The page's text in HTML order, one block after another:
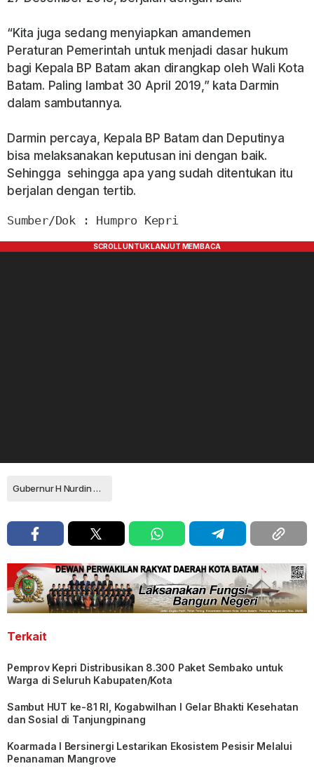
“Kita juga sedang menyiapkan amandemen
Peraturan Pemerintah untuk menjadi dasar hukum
bagi Kepala BP Batam akan dirangkap oleh Wali Kota
Batam. Paling lambat 30 April 2019,” kata Darmin
dalam sambutannya.
Darmin percaya, Kepala BP Batam dan Deputinya
bisa melaksanakan keputusan ini dengan baik.
Sehingga sehingga apa yang sudah ditentukan itu
berjalan dengan tertib.
Sumber/Dok : Humpro Kepri
Gubernur H Nurdin Basirun
Terkait
Pemprov Kepri Distribusikan 8.300 Paket Sembako untuk
Warga di Seluruh Kabupaten/Kota
Sambut HUT ke-81 RI, Kogabwilhan I Gelar Bhakti Kesehatan
dan Sosial di Tanjungpinang
Koarmada I Bersinergi Lestarikan Ekosistem Pesisir Melalui
Penanaman Mangrove